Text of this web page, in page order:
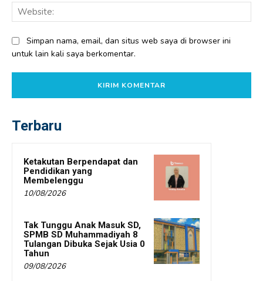
Simpan nama, email, dan situs web saya di browser ini
untuk lain kali saya berkomentar.
Terbaru
Ketakutan Berpendapat dan
Pendidikan yang
Membelenggu
10/08/2026
Tak Tunggu Anak Masuk SD,
SPMB SD Muhammadiyah 8
Tulangan Dibuka Sejak Usia 0
Tahun
09/08/2026